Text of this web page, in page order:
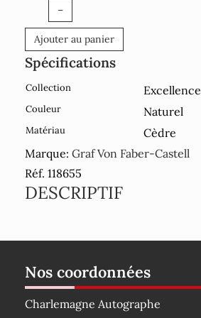
–
Ajouter au panier
Spécifications
Collection Excellence
Couleur Naturel
Matériau
Cèdre
Marque: Graf Von Faber-Castell
Réf. 118655
DESCRIPTIF
Nos coordonnées
Charlemagne Autographe